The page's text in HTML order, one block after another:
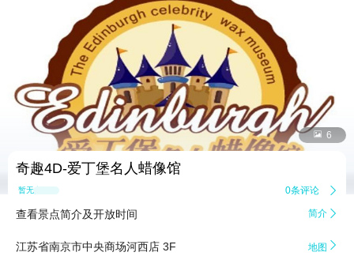
 6
奇趣4D-爱丁堡名人蜡像馆
暂无点评 0条评论 
查看景点简介及开放时间 简介 
江苏省南京市中央商场河西店 3F 地图 